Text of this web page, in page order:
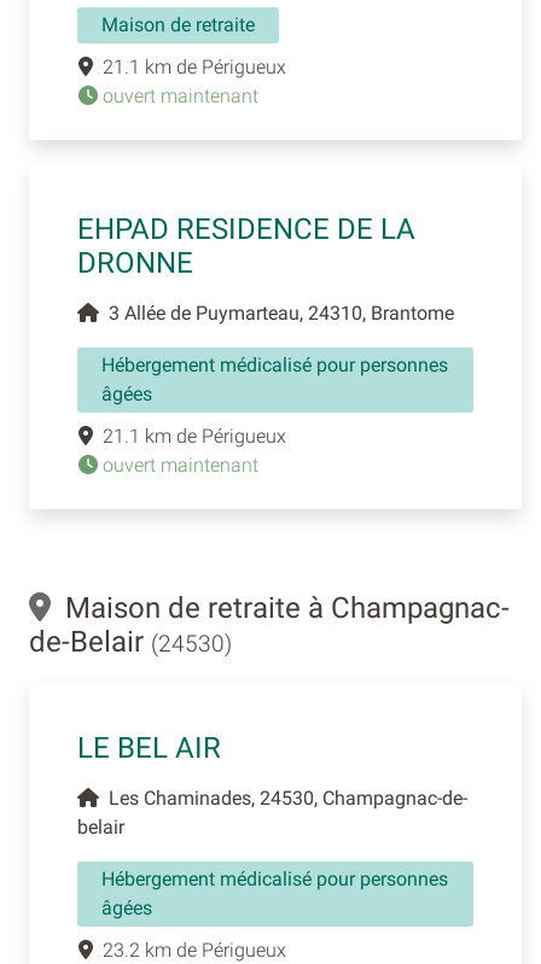
Maison de retraite
21.1 km de Périgueux
ouvert maintenant
EHPAD RESIDENCE DE LA
DRONNE
3 Allée de Puymarteau, 24310, Brantome
Hébergement médicalisé pour personnes
âgées
21.1 km de Périgueux
ouvert maintenant
Maison de retraite à Champagnac-
de-Belair (24530)
LE BEL AIR
Les Chaminades, 24530, Champagnac-de-
belair
Hébergement médicalisé pour personnes
âgées
23.2 km de Périgueux